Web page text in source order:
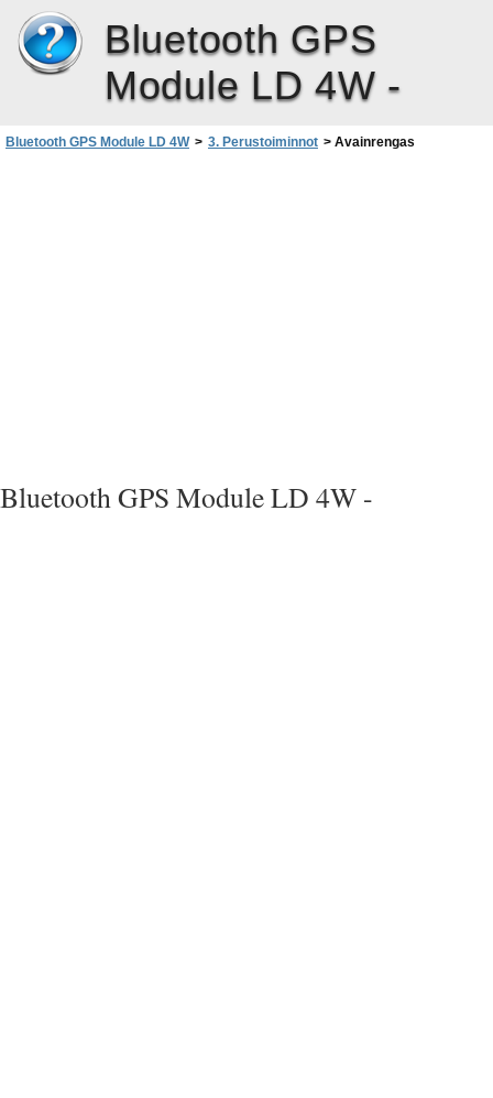
Bluetooth GPS
Module LD 4W -
Bluetooth GPS Module LD 4W > 3. Perustoiminnot > Avainrengas
Bluetooth GPS Module LD 4W -